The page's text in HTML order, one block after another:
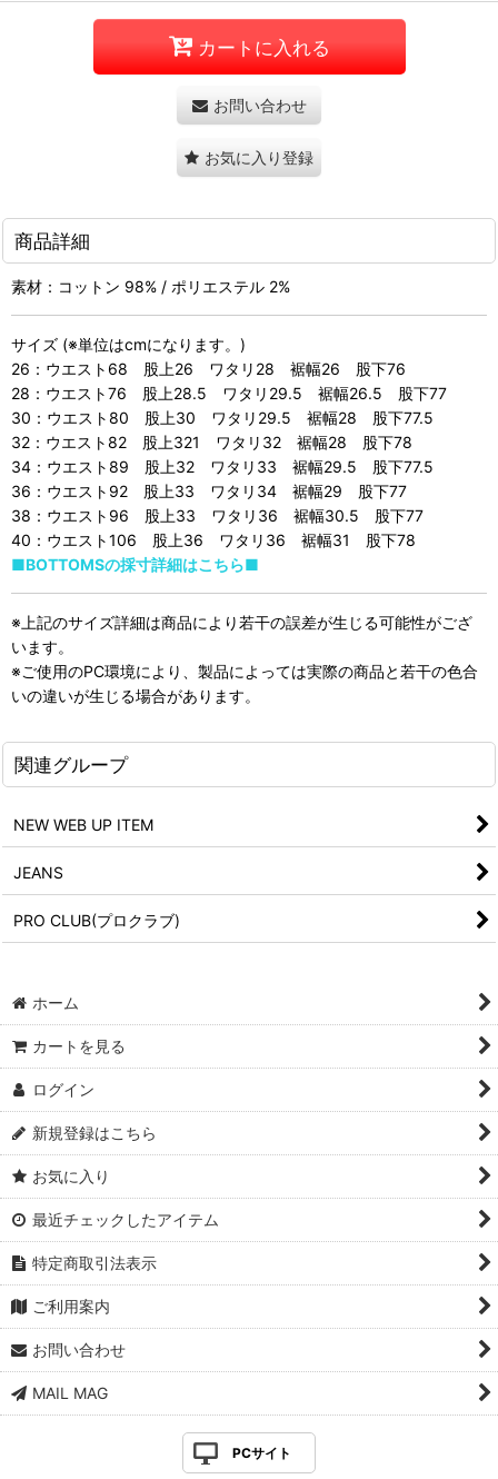
カートに入れる
お問い合わせ
お気に入り登録
商品詳細
素材：コットン 98% / ポリエステル 2%
サイズ (※単位はcmになります。)
26：ウエスト68 股上26 ワタリ28 裾幅26 股下76
28：ウエスト76 股上28.5 ワタリ29.5 裾幅26.5 股下77
30：ウエスト80 股上30 ワタリ29.5 裾幅28 股下77.5
32：ウエスト82 股上321 ワタリ32 裾幅28 股下78
34：ウエスト89 股上32 ワタリ33 裾幅29.5 股下77.5
36：ウエスト92 股上33 ワタリ34 裾幅29 股下77
38：ウエスト96 股上33 ワタリ36 裾幅30.5 股下77
40：ウエスト106 股上36 ワタリ36 裾幅31 股下78
■BOTTOMSの採寸詳細はこちら■
※上記のサイズ詳細は商品により若干の誤差が生じる可能性がござ
います。
※ご使用のPC環境により、製品によっては実際の商品と若干の色合
いの違いが生じる場合があります。
関連グループ
NEW WEB UP ITEM
JEANS
PRO CLUB(プロクラブ)
ホーム
カートを見る
ログイン
新規登録はこちら
お気に入り
最近チェックしたアイテム
特定商取引法表示
ご利用案内
お問い合わせ
MAIL MAG
PCサイト